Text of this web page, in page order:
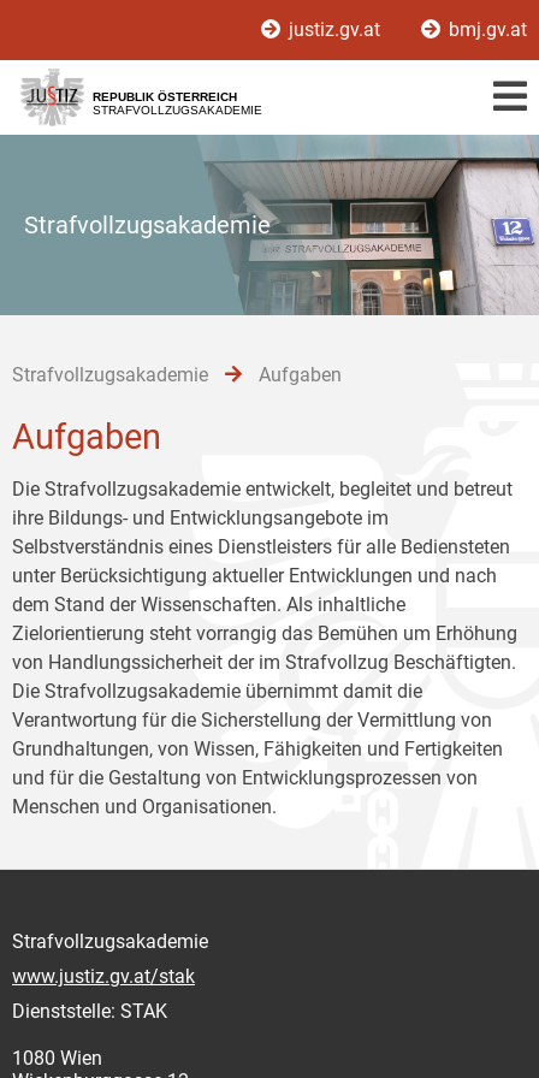
[1]
[2]
[3]
justiz.gv.at bmj.gv.at
REPUBLIK ÖSTERREICH
STRAFVOLLZUGSAKADEMIE
Strafvollzugsakademie
Strafvollzugsakademie Aufgaben
Aufgaben
Die Strafvollzugsakademie entwickelt, begleitet und betreut
ihre Bildungs- und Entwicklungsangebote im
Selbstverständnis eines Dienstleisters für alle Bediensteten
unter Berücksichtigung aktueller Entwicklungen und nach
dem Stand der Wissenschaften. Als inhaltliche
Zielorientierung steht vorrangig das Bemühen um Erhöhung
von Handlungssicherheit der im Strafvollzug Beschäftigten.
Die Strafvollzugsakademie übernimmt damit die
Verantwortung für die Sicherstellung der Vermittlung von
Grundhaltungen, von Wissen, Fähigkeiten und Fertigkeiten
und für die Gestaltung von Entwicklungsprozessen von
Menschen und Organisationen.
Strafvollzugsakademie
www.justiz.gv.at/stak
Dienststelle: STAK
1080 Wien